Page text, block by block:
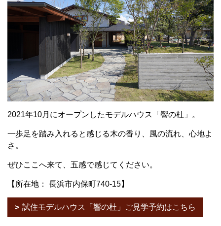
2021年10月にオープンしたモデルハウス「響の杜」。
一歩足を踏み入れると感じる木の香り、風の流れ、心地よ
さ。
ぜひここへ来て、五感で感じてください。
【所在地： 長浜市内保町740-15】
試住モデルハウス「響の杜」ご見学予約はこちら